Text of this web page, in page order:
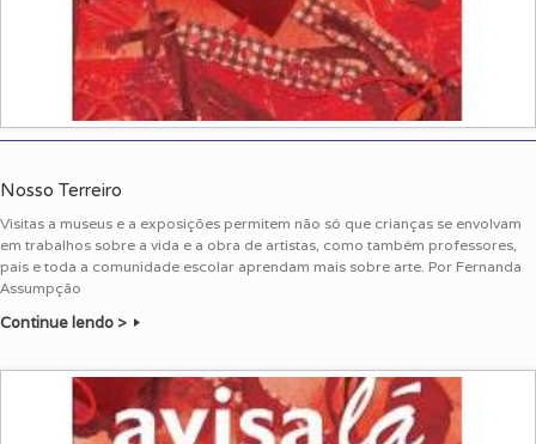
Nosso Terreiro
Visitas a museus e a exposições permitem não só que crianças se envolvam
em trabalhos sobre a vida e a obra de artistas, como também professores,
pais e toda a comunidade escolar aprendam mais sobre arte. Por Fernanda
Assumpção
Continue lendo >